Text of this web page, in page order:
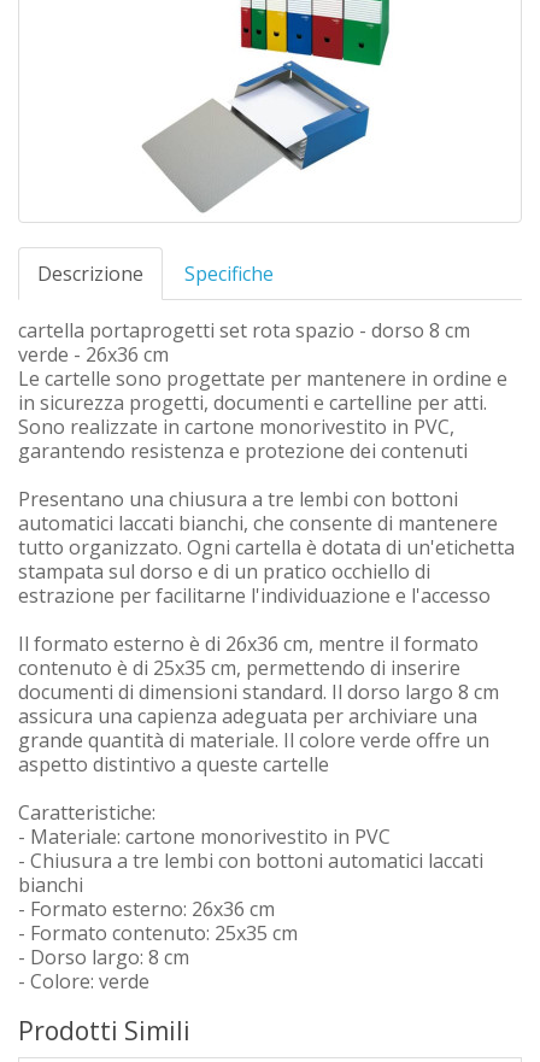
Descrizione Specifiche
cartella portaprogetti set rota spazio - dorso 8 cm
verde - 26x36 cm
Le cartelle sono progettate per mantenere in ordine e
in sicurezza progetti, documenti e cartelline per atti.
Sono realizzate in cartone monorivestito in PVC,
garantendo resistenza e protezione dei contenuti
Presentano una chiusura a tre lembi con bottoni
automatici laccati bianchi, che consente di mantenere
tutto organizzato. Ogni cartella è dotata di un'etichetta
stampata sul dorso e di un pratico occhiello di
estrazione per facilitarne l'individuazione e l'accesso
Il formato esterno è di 26x36 cm, mentre il formato
contenuto è di 25x35 cm, permettendo di inserire
documenti di dimensioni standard. Il dorso largo 8 cm
assicura una capienza adeguata per archiviare una
grande quantità di materiale. Il colore verde offre un
aspetto distintivo a queste cartelle
Caratteristiche:
- Materiale: cartone monorivestito in PVC
- Chiusura a tre lembi con bottoni automatici laccati
bianchi
- Formato esterno: 26x36 cm
- Formato contenuto: 25x35 cm
- Dorso largo: 8 cm
- Colore: verde
Prodotti Simili